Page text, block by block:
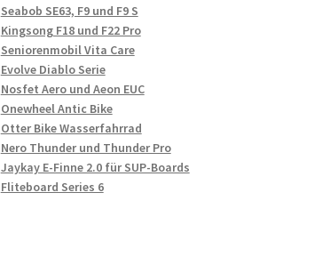
Seabob SE63, F9 und F9 S
Kingsong F18 und F22 Pro
Seniorenmobil Vita Care
Evolve Diablo Serie
Nosfet Aero und Aeon EUC
Onewheel Antic Bike
Otter Bike Wasserfahrrad
Nero Thunder und Thunder Pro
Jaykay E-Finne 2.0 für SUP-Boards
Fliteboard Series 6